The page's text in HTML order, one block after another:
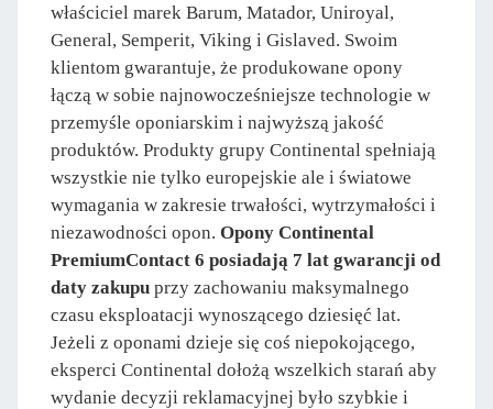
właściciel marek Barum, Matador, Uniroyal,
General, Semperit, Viking i Gislaved. Swoim
klientom gwarantuje, że produkowane opony
łączą w sobie najnowocześniejsze technologie w
przemyśle oponiarskim i najwyższą jakość
produktów. Produkty grupy Continental spełniają
wszystkie nie tylko europejskie ale i światowe
wymagania w zakresie trwałości, wytrzymałości i
niezawodności opon. Opony Continental
PremiumContact 6 posiadają 7 lat gwarancji od
daty zakupu przy zachowaniu maksymalnego
czasu eksploatacji wynoszącego dziesięć lat.
Jeżeli z oponami dzieje się coś niepokojącego,
eksperci Continental dołożą wszelkich starań aby
wydanie decyzji reklamacyjnej było szybkie i